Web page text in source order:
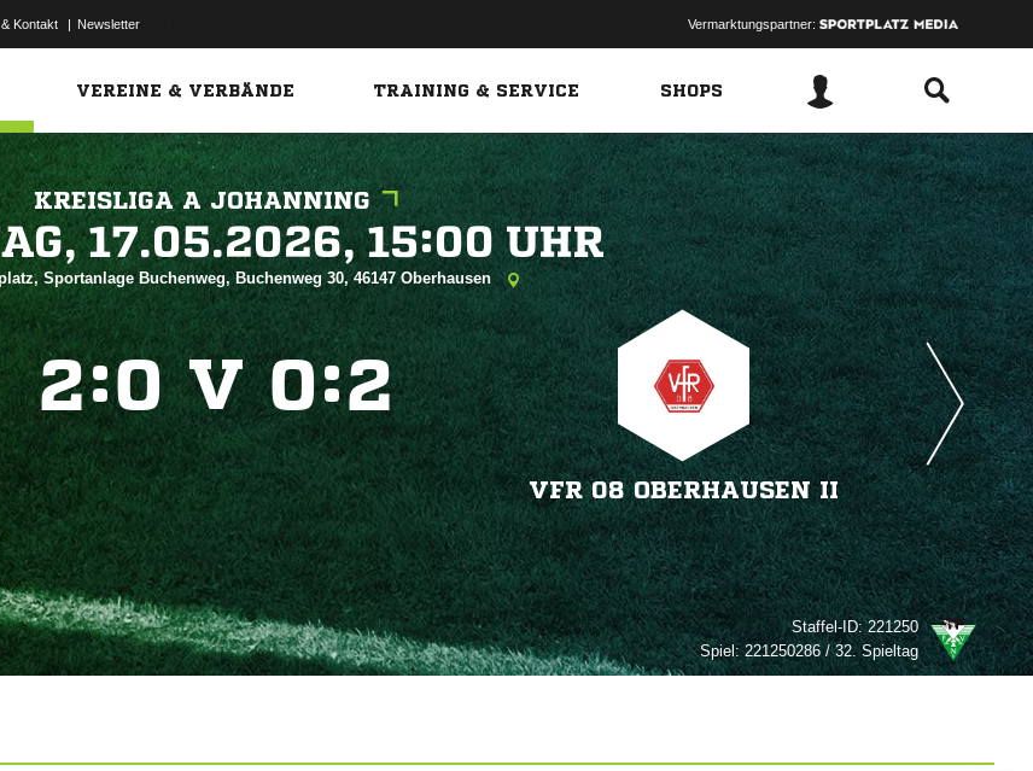
Kontakt | Newsletter Vermarktungspartner:
VEREINE & VERBÄNDE TRAINING & SERVICE SHOPS
KREISLIGA A JOHANNING
  
Sportanlage Buchenweg, Buchenweg 30, 46147 Oberhausen
:V:
VFR 08 OBERHAUSEN II
Staffel-ID:221250
Spiel:221250286 / 32. Spieltag